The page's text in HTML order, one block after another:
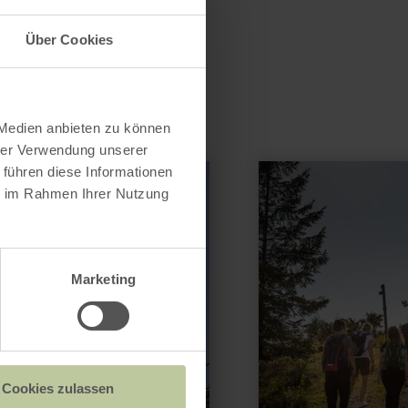
Über Cookies
anbieten zu können
Verwendung unserer
diese Informationen
Rahmen Ihrer Nutzung
Marketing
Cookies zulassen
mehr
erfahren
zu:
Weiselstein-
Aussichtsturm